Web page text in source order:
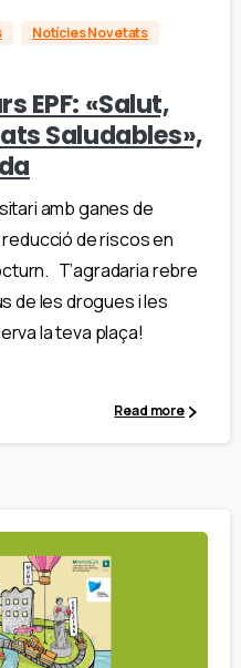
Notícies Novetats
EPF: «Salut,
Saludables»,
amb ganes de
de riscos en
T’agradaria rebre
de les drogues i les
la teva plaça!
Read more